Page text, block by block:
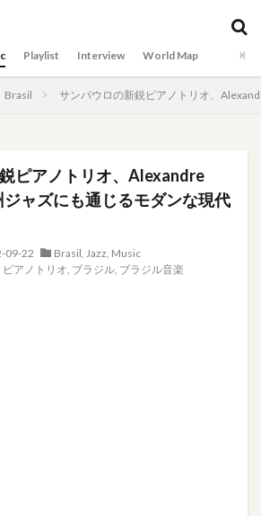
Playlist Interview World Map
Brasil サンパウロの新鋭ピアノトリオ、
ピアノトリオ、Alexandre
ャズにも通じるモダンな現代
09-22 Brasil, Jazz, Music
ピアノトリオ, ブラジル, ブラジル音楽